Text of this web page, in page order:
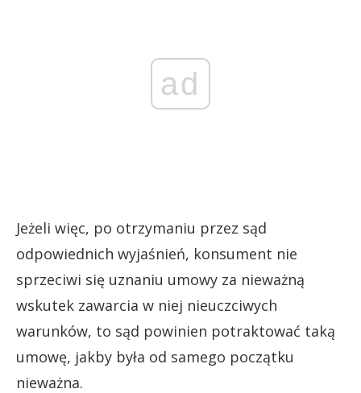
ad
Jeżeli więc, po otrzymaniu przez sąd
odpowiednich wyjaśnień, konsument nie
sprzeciwi się uznaniu umowy za nieważną
wskutek zawarcia w niej nieuczciwych
warunków, to sąd powinien potraktować taką
umowę, jakby była od samego początku
nieważna.